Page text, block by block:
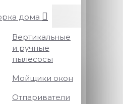
дома
Вертикальные
и ручные
пылесосы
Мойщики окон
Отпариватели